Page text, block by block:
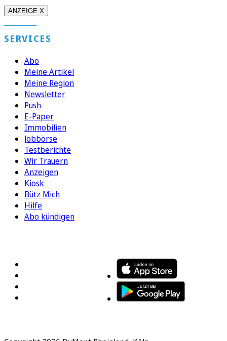
ANZEIGE X
SERVICES
Abo
Meine Artikel
Meine Region
Newsletter
Push
E-Paper
Immobilien
Jobbörse
Testberichte
Wir Trauern
Anzeigen
Kiosk
Bütz Mich
Hilfe
Abo kündigen